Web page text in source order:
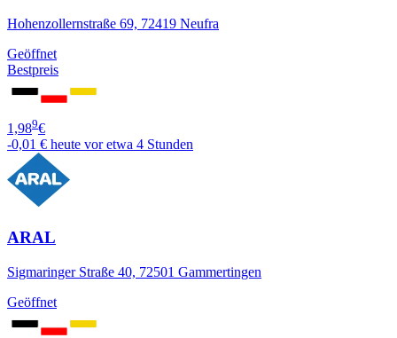
Hohenzollernstraße 69, 72419 Neufra
Geöffnet
Bestpreis
1,989€
-0,01 € heute vor etwa 4 Stunden
ARAL
Sigmaringer Straße 40, 72501 Gammertingen
Geöffnet